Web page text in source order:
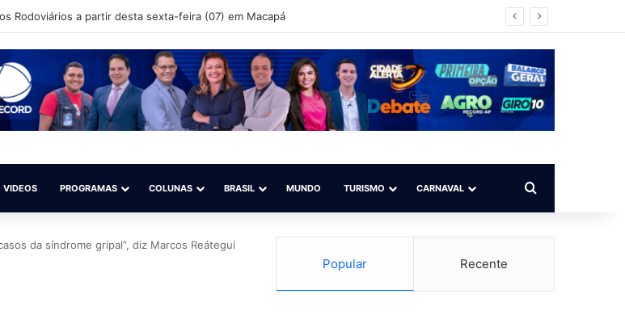
Rodoviários a partir desta sexta-feira (07) em Macapá
VIDEOS PROGRAMAS COLUNAS BRASIL MUNDO TURISMO CARNAVAL Procurar por
da síndrome gripal”, diz Marcos Reátegui
Popular Recente